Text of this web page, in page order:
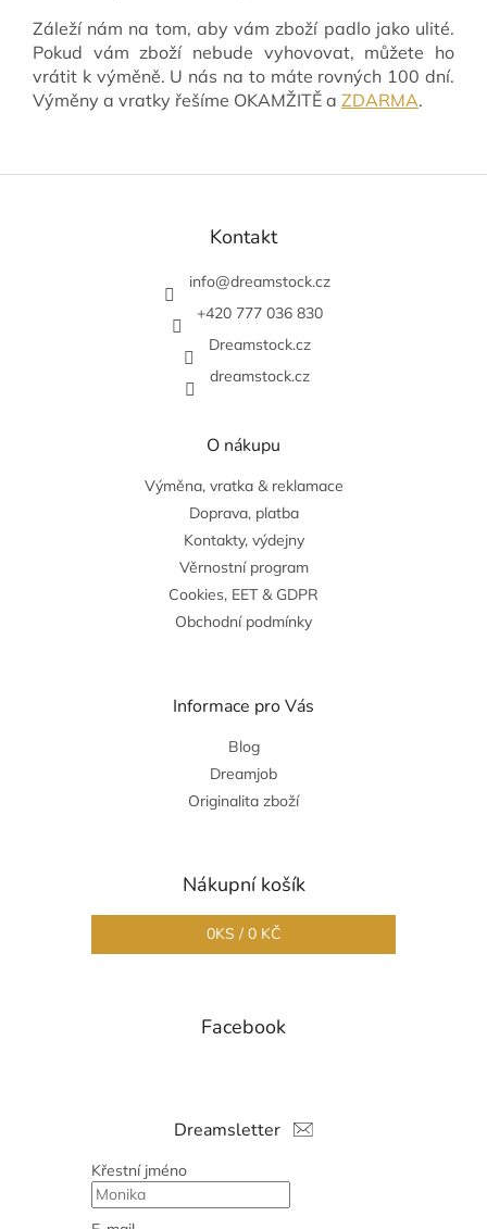
Záleží nám na tom, aby vám zboží padlo jako ulité.
Pokud vám zboží nebude vyhovovat, můžete ho
vrátit k výměně. U nás na to máte rovných 100 dní.
Výměny a vratky řešíme OKAMŽITĚ a ZDARMA.
Z
Kontakt
info@dreamstock.cz
+420 777 036 830
Dreamstock.cz
dreamstock.cz
O nákupu
Výměna, vratka & reklamace
Doprava, platba
Kontakty, výdejny
Věrnostní program
Cookies, EET & GDPR
Obchodní podmínky
Informace pro Vás
Blog
Dreamjob
Originalita zboží
Nákupní košík
0KS / 0 KČ
Facebook
Dreamsletter
Křestní jméno